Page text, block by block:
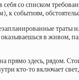
со списком
событиям,
в живом,
здесь, рядом.
кто-то включает